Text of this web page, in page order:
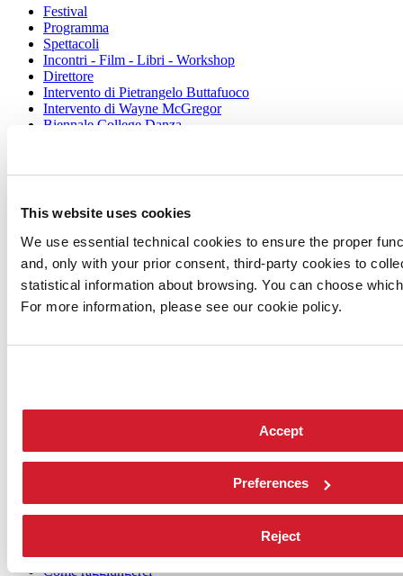
This website uses cookies
We use essential technical cookies to ensure the proper
and, only with your prior consent, third-party cookies to
statistical information about browsing. You can choose
For more information, please see our cookie policy.
Accept
Preferences
Reject
Festival
Programma
Spettacoli
Incontri - Film - Libri - Workshop
Direttore
Intervento di Pietrangelo Buttafuoco
Intervento di Wayne McGregor
Biennale College Danza
Edizioni passate
Biglietti
Accrediti
Come raggiungerci
Contatti
Press
Musica
Direttrice
Biennale College Musica
Orari e sedi
Servizi al pubblico
Come raggiungerci